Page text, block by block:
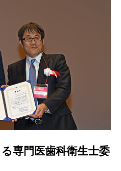
専門医歯科衛生士委